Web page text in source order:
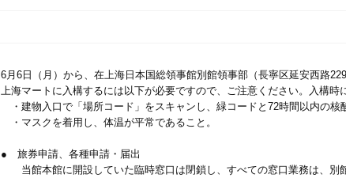
6月6日（月）から、在上海日本国総領事館別館領事部（長寧区延安西路
上海マートに入構するには以下が必要ですので、ご注意ください。入構時
・建物入口で「場所コード」をスキャンし、緑コードと72時間以内の核
・マスクを着用し、体温が平常であること。
● 旅券申請、各種申請・届出
当館本館に開設していた臨時窓口は閉鎖し、すべての窓口業務は、別